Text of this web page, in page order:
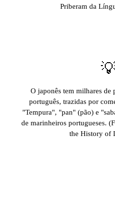
Priberam da
O japonês tem milhares de
português, trazidas por
"Tempura", "pan" (pão) e
de marinheiros portugueses.
the History of